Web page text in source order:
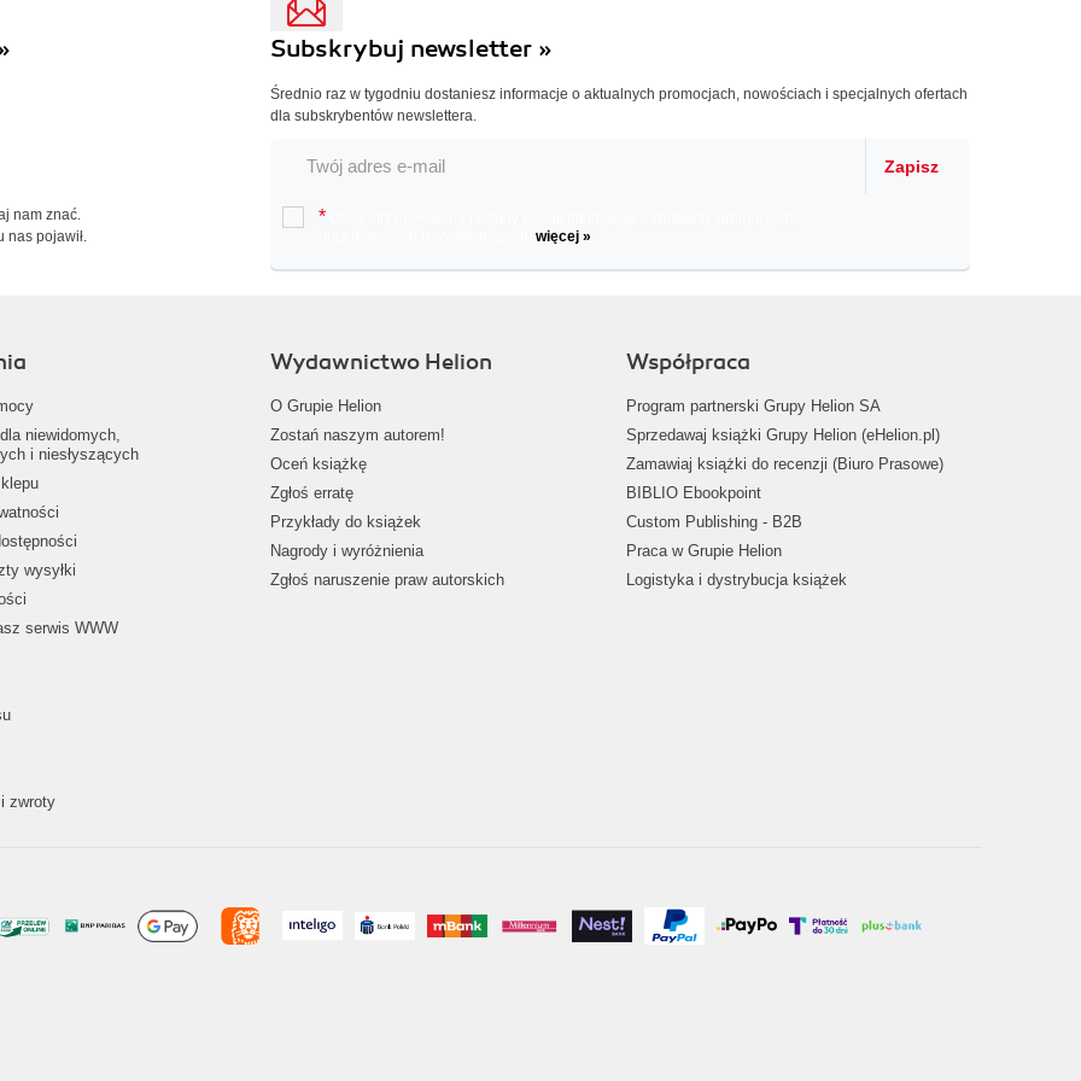
nam znać.
nas pojawił.
Subskrybuj newsletter »
Średnio raz w tygodniu dostaniesz informacje o aktualnych promocjach, nowościach i specjalnych ofertach
dla subskrybentów newslettera.
Zapisz
*
więcej »
niewidomych,
i niesłyszących
wysyłki
serwis WWW
zwroty
Wydawnictwo Helion
O Grupie Helion
Zostań naszym autorem!
Oceń książkę
Zgłoś erratę
Przykłady do książek
Nagrody i wyróżnienia
Zgłoś naruszenie praw autorskich
Współpraca
Program partnerski Grupy Helion SA
Sprzedawaj książki Grupy Helion (eHelion.pl)
Zamawiaj książki do recenzji (Biuro Prasowe)
BIBLIO Ebookpoint
Custom Publishing - B2B
Praca w Grupie Helion
Logistyka i dystrybucja książek